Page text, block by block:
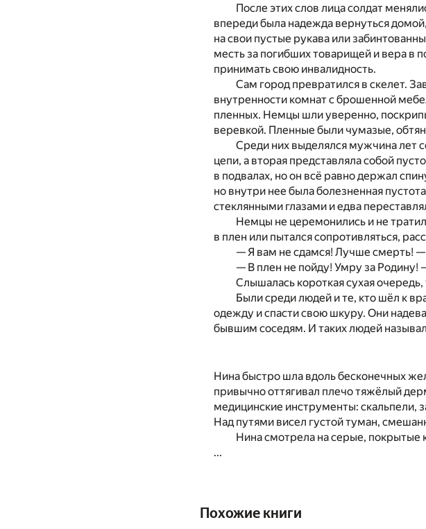
После этих слов лица солдат
впереди была надежда вернуться
на свои пустые рукава или
месть за погибших товарищей и вера в
принимать свою инвалидность.
Сам город превратился в скелет.
внутренности комнат с брошенной
пленных. Немцы шли уверенно,
веревкой. Пленные были чумазые,
Среди них выделялся мужчина лет
цепи, а вторая представляла собой
в подвалах, но он всё равно держал
но внутри нее была болезненная
стеклянными глазами и едва
Немцы не церемонились и не
в плен или пытался сопротивляться,
— Я вам не сдамся! Лучше смерть!
— В плен не пойду! Умру за Родину!
Слышалась короткая сухая
Были среди людей и те, кто шёл к
одежду и спасти свою шкуру. Они
бывшим соседям. И таких людей
Нина быстро шла вдоль бесконечных
привычно оттягивал плечо тяжёлый
медицинские инструменты: скальпели,
Над путями висел густой туман,
Нина смотрела на серые, покрытые
...
Похожие книги